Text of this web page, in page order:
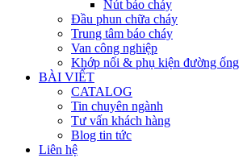
Nút báo cháy
Đầu phun chữa cháy
Trung tâm báo cháy
Van công nghiệp
Khớp nối & phụ kiện đường ống
BÀI VIẾT
CATALOG
Tin chuyên ngành
Tư vấn khách hàng
Blog tin tức
Liên hệ